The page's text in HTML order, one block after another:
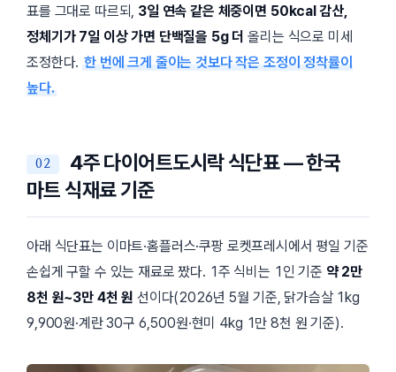
표를 그대로 따르되, 3일 연속 같은 체중이면 50kcal 감산,
정체기가 7일 이상 가면 단백질을 5g 더 올리는 식으로 미세
조정한다. 한 번에 크게 줄이는 것보다 작은 조정이 정착률이
높다.
4주 다이어트도시락 식단표 — 한국
마트 식재료 기준
아래 식단표는 이마트·홈플러스·쿠팡 로켓프레시에서 평일 기준
손쉽게 구할 수 있는 재료로 짰다. 1주 식비는 1인 기준 약 2만
8천 원~3만 4천 원 선이다(2026년 5월 기준, 닭가슴살 1kg
9,900원·계란 30구 6,500원·현미 4kg 1만 8천 원 기준).